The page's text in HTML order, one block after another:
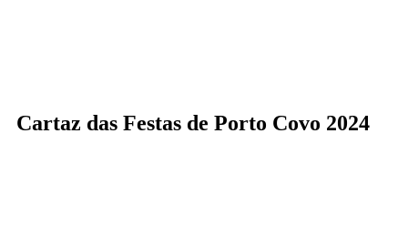
Cartaz das Festas de Porto Covo 2024